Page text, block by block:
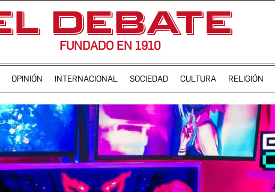
FUNDADO EN 1910
OPINIÓN INTERNACIONAL SOCIEDAD CULTURA RELIGIÓN